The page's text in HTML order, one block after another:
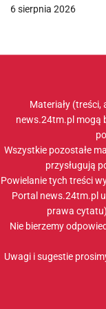
6 sierpnia 2026
Materiały
news.24tm.pl mogą
Wszystkie pozostałe
przysługują
Powielanie tych treści
Portal news.24tm.pl
prawa
Nie bierzemy
Uwagi i sugestie